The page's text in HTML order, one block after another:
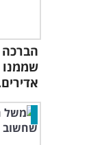
הברכה
שממנו